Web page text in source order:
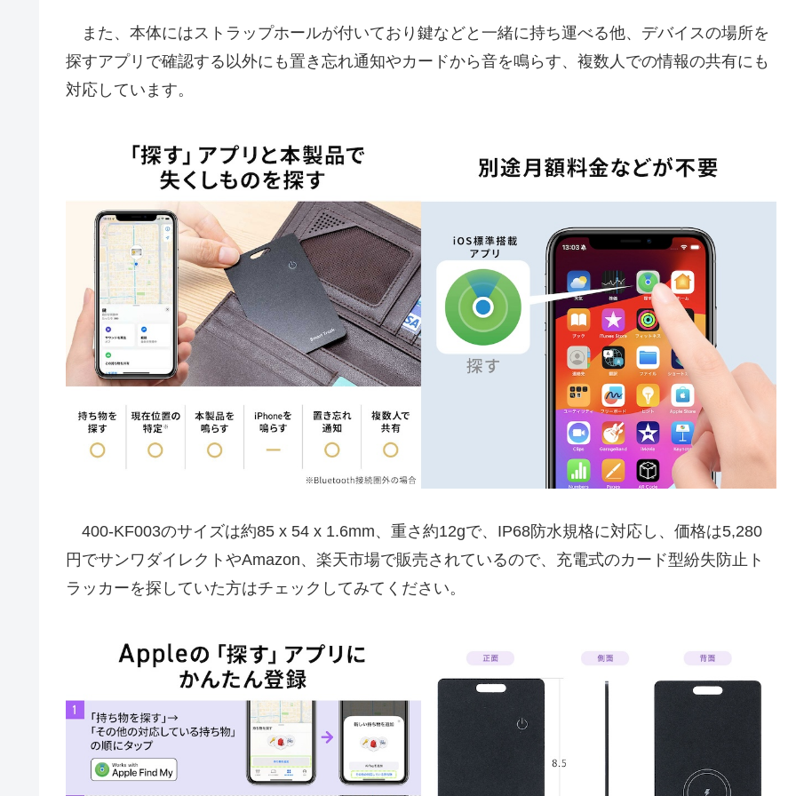
また、本体にはストラップホールが付いており鍵などと一緒に持ち運べる他、デバイスの場所を
探すアプリで確認する以外にも置き忘れ通知やカードから音を鳴らす、複数人での情報の共有にも
対応しています。
400-KF003のサイズは約85 x 54 x 1.6mm、重さ約12gで、IP68防水規格に対応し、価格は5,280
円でサンワダイレクトやAmazon、楽天市場で販売されているので、充電式のカード型紛失防止ト
ラッカーを探していた方はチェックしてみてください。